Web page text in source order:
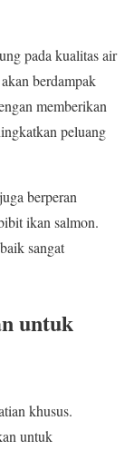
pada kualitas air
berdampak
memberikan
peluang
berperan
ikan salmon.
sangat
untuk
khusus.
untuk